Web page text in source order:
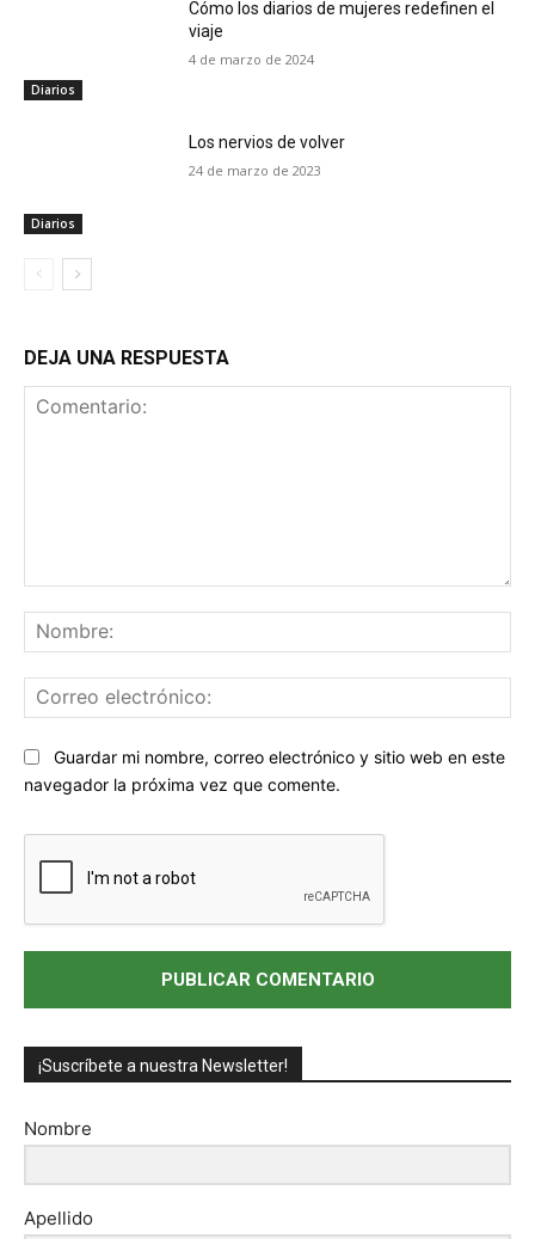
Diarios
Cómo los diarios de mujeres redefinen el
viaje
4 de marzo de 2024
Diarios
Los nervios de volver
24 de marzo de 2023
DEJA UNA RESPUESTA
Sitio
web:
Guardar mi nombre, correo electrónico y sitio web en este
navegador la próxima vez que comente.
¡Suscríbete a nuestra Newsletter!
Nombre
Apellido